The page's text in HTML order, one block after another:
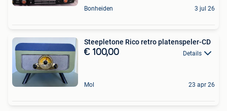
Bonheiden 3 jul 26
Steepletone Rico retro platenspeler-CD
€ 100,00 Details
Mol 23 apr 26